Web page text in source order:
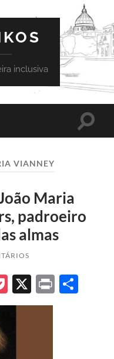
inclusiva
Toggle
VIANNEY
Maria
padroeiro
almas
Pocket
X Print